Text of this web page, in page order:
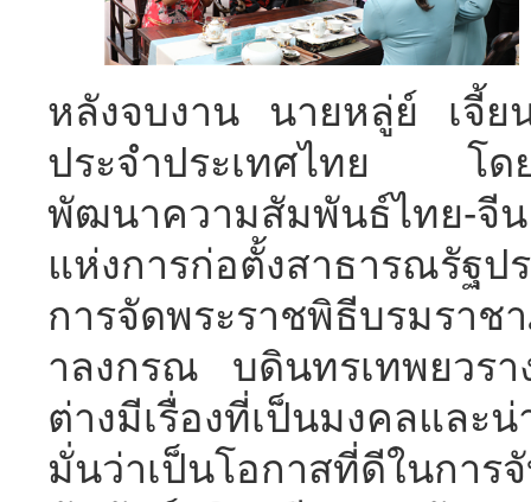
หลังจบงาน นายหลู่ย์ เจี้
ประจำประเทศไทย โดย
พัฒนาความสัมพันธ์ไทย-จี
แห่งการก่อตั้งสาธารณรัฐ
การจัดพระราชพิธีบรมราช
าลงกรณ บดินทรเทพยวรา
ต่างมีเรื่องที่เป็นมงคลแล
มั่นว่าเป็นโอกาสที่ดีในการ